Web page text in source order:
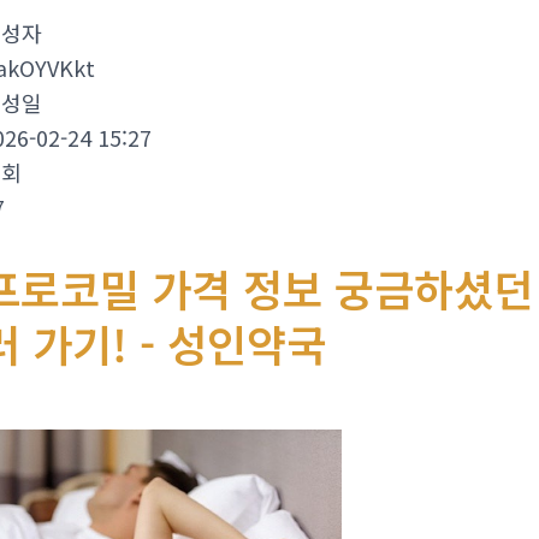
자
일
02-24 15:27
로코밀 가격 정보 궁금하셨
가기! - 성인약국